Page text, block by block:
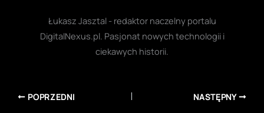
Łukasz Jasztal - redaktor naczelny portalu
DigitalNexus.pl. Pasjonat nowych technologii i
ciekawych historii.
POPRZEDNI NASTĘPNY